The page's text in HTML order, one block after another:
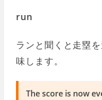
run
ランと聞くと走塁
味します。
The score is now